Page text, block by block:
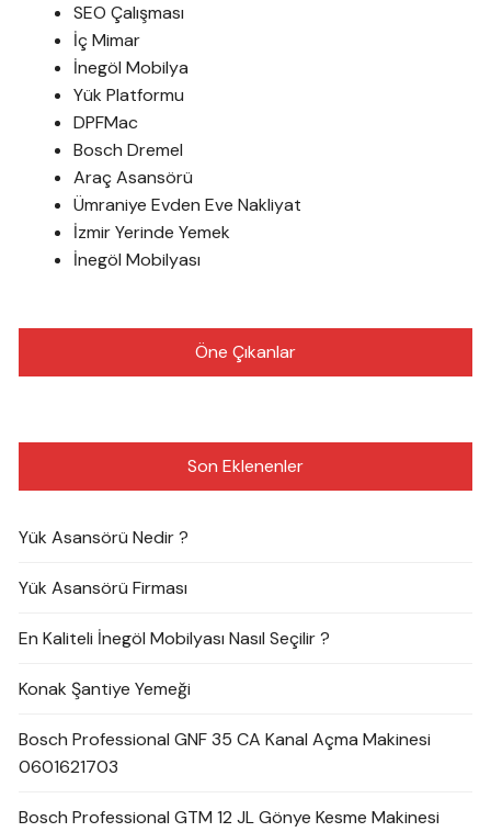
SEO Çalışması
İç Mimar
İnegöl Mobilya
Yük Platformu
DPFMac
Bosch Dremel
Araç Asansörü
Ümraniye Evden Eve Nakliyat
İzmir Yerinde Yemek
İnegöl Mobilyası
Öne Çıkanlar
Son Eklenenler
Yük Asansörü Nedir ?
Yük Asansörü Firması
En Kaliteli İnegöl Mobilyası Nasıl Seçilir ?
Konak Şantiye Yemeği
Bosch Professional GNF 35 CA Kanal Açma Makinesi
0601621703
Bosch Professional GTM 12 JL Gönye Kesme Makinesi